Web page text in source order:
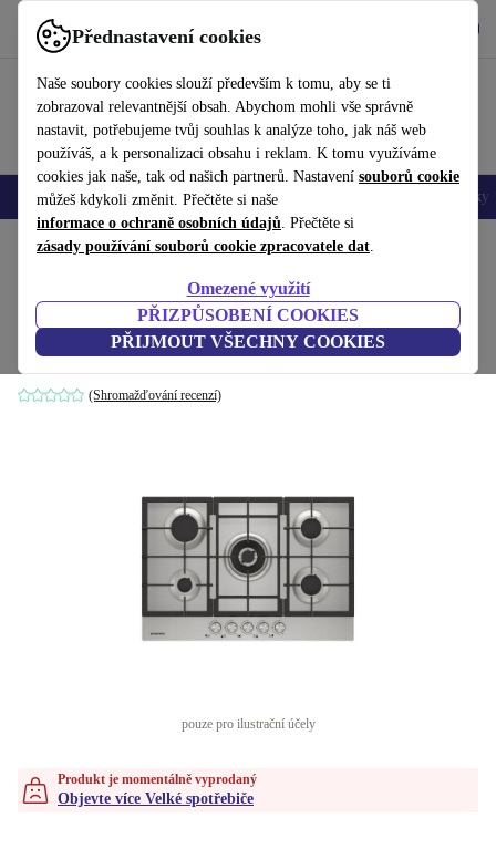
Přednastavení cookies
Naše soubory cookies slouží především k tomu, aby se ti
zobrazoval relevantnější obsah. Abychom mohli vše správně
nastavit, potřebujeme tvůj souhlas k analýze toho, jak náš web
používáš, a k personalizaci obsahu i reklam. K tomu využíváme
cookies jak naše, tak od našich partnerů. Nastavení souborů cookie
můžeš kdykoli změnit. Přečtěte si naše
informace o ochraně osobních údajů. Přečtěte si
zásady používání souborů cookie zpracovatele dat.
Omezené využití
PŘIZPŮSOBENÍ COOKIES
PŘIJMOUT VŠECHNY COOKIES
Používejte refurbed rychle a snadno
Mobily a smartphony Notebooky Tablety Doplňky
Domů Produkty Domácnost Velké spotřebiče
Grundig GIGA 7235250 X Plynová varná
deska
stříbrná
(Shromažďování recenzí)
pouze pro ilustrační účely
Produkt je momentálně vyprodaný
Objevte více Velké spotřebiče